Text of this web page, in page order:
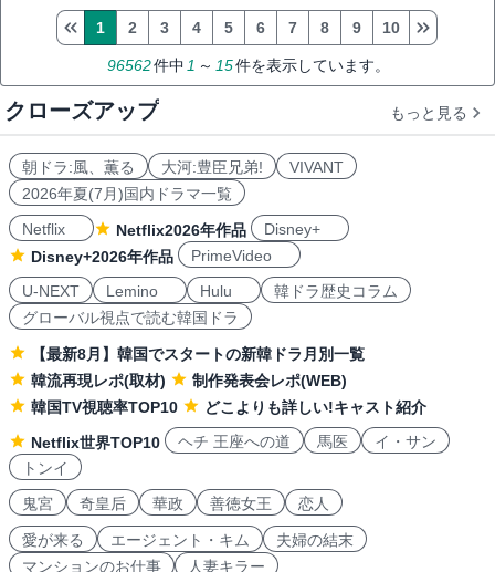
96562件中 1 ～ 15件を表示しています。
1 2 3 4 5 6 7 8 9 10
クローズアップ もっと見る
朝ドラ:風、薫る 大河:豊臣兄弟!
VIVANT
2026年夏(7月)国内ドラマ一覧
Netflix
Netflix2026年作品
Disney+
Disney+2026年作品
PrimeVideo
U-NEXT
Lemino Hulu
韓ドラ歴史コラム
グローバル視点で読む韓国ドラ
【最新8月】韓国でスタートの新韓ドラ月別一覧
韓流再現レポ(取材)
制作発表会レポ(WEB)
韓国TV視聴率TOP10
どこよりも詳しい!キャスト紹介
Netflix世界TOP10
ヘチ 王座への道 馬医
イ・サン
トンイ
鬼宮
奇皇后 華政 善徳女王 恋人
愛が来る エージェント・キム
夫婦の結末
マンションのお仕事
人妻キラー